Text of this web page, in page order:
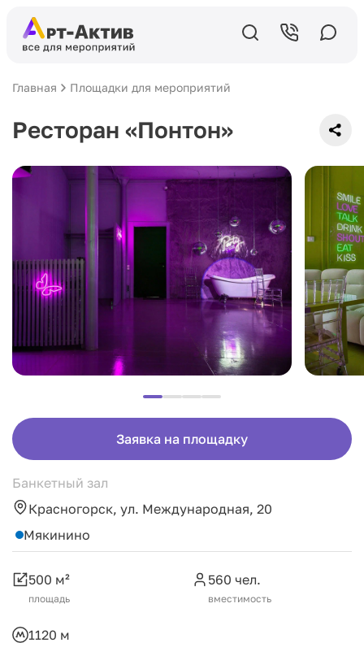
Главная Площадки для мероприятий
Ресторан «Понтон»
Заявка на площадку
Банкетный зал
Красногорск, ул. Международная, 20
Мякинино
500 м²
площадь
560 чел.
вместимость
1120 м